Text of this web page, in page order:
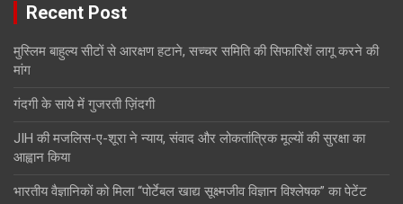
Recent Post
मुस्लिम बाहुल्य सीटों से आरक्षण हटाने, सच्चर समिति की सिफारिशें लागू करने की
मांग
गंदगी के साये में गुजरती ज़िंदगी
JIH की मजलिस-ए-शूरा ने न्याय, संवाद और लोकतांत्रिक मूल्यों की सुरक्षा का
आह्वान किया
भारतीय वैज्ञानिकों को मिला “पोर्टेबल खाद्य सूक्ष्मजीव विज्ञान विश्लेषक” का पेटेंट